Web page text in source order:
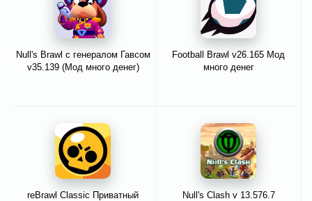
Null's Brawl с генералом Гавсом
v35.139 (Мод много денег)
Football Brawl v26.165 Мод
много денег
reBrawl Classic Приватный
Null's Clash v 13.576.7